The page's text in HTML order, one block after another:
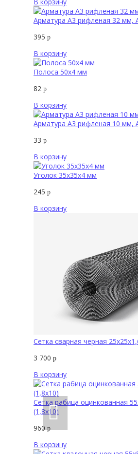
Арматура А3 рифленая 32 мм,
395 р
В корзину
Полоса 50х4 мм
82 р
В корзину
Арматура А3 рифленая 10 мм,
33 р
В корзину
Уголок 35х35х4 мм
245 р
В корзину
Сетка сварная черная
3 700 р
В корзину
Сетка рабица оцинкованная
(1,8х10)
960р
В корзину